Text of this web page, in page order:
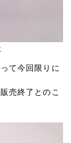
て今回限りに
売終了とのこ